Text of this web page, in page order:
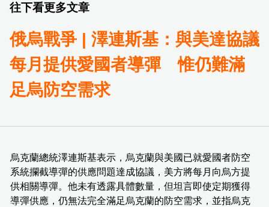
往下看更多文章
俄烏戰爭 | 澤連斯基：與美達協議
每月提供愛國者導彈 惟仍難滿
足烏防空需求
烏克蘭總統澤連斯基表示，烏克蘭與美國已就愛國者防空
系統攔截導彈的供應問題達成協議，美方將每月向烏方提
供相關導彈。他未有透露具體數量，但坦言即使定期獲得
導彈供應，仍無法完全滿足烏克蘭的防空需求，並指烏克